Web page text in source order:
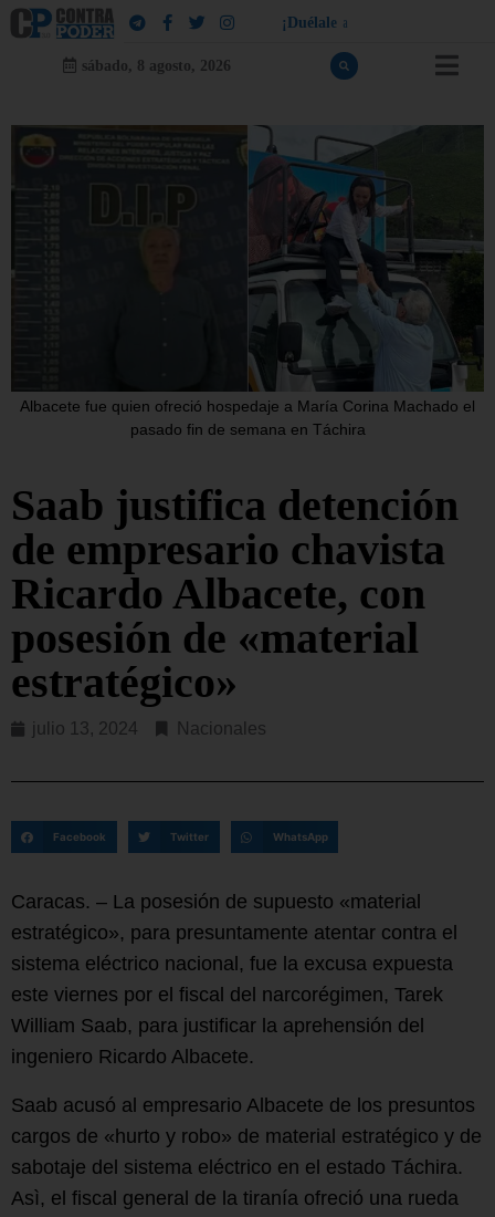
¡ Dué a e a
sábado, 8 agosto, 2026
Albacete fue quien ofreció hospedaje a María Corina Machado el
pasado fin de semana en Táchira
Saab justifica detención
de empresario chavista
Ricardo Albacete, con
posesión de «material
estratégico»
julio 13, 2024 Nacionales
Facebook Twitter WhatsApp
Caracas. – La posesión de supuesto «material
estratégico», para presuntamente atentar contra el
sistema eléctrico nacional, fue la excusa expuesta
este viernes por el fiscal del narcorégimen, Tarek
William Saab, para justificar la aprehensión del
ingeniero Ricardo Albacete.
Saab acusó al empresario Albacete de los presuntos
cargos de «hurto y robo» de material estratégico y de
sabotaje del sistema eléctrico en el estado Táchira.
Asì, el fiscal general de la tiranía ofreció una rueda